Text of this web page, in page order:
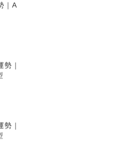
｜A
勢｜
勢｜